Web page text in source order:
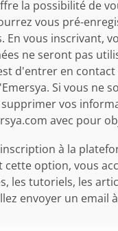
la possibilité de
vous pré-
En vous inscrivant,
ne seront pas
d'entrer en
Si vous ne
vos
avec pour
à la
cette option, vous
les tutoriels, les
envoyer un email